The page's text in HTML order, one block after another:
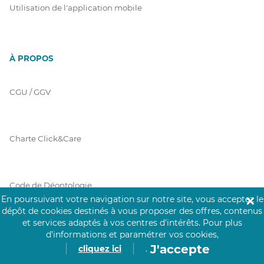
Utilisation de l'application mobile
À PROPOS
CGU / GGV
Charte Click&Care
Code de Déontologie
Mentions Légales
En poursuivant votre navigation sur notre site, vous acceptez le
dépôt de cookies destinés à vous proposer des offres, contenus
et services adaptés à vos centres d’intérêts. Pour plus
d’informations et paramétrer vos cookies,
cliquez ici
. J'accepte
✕